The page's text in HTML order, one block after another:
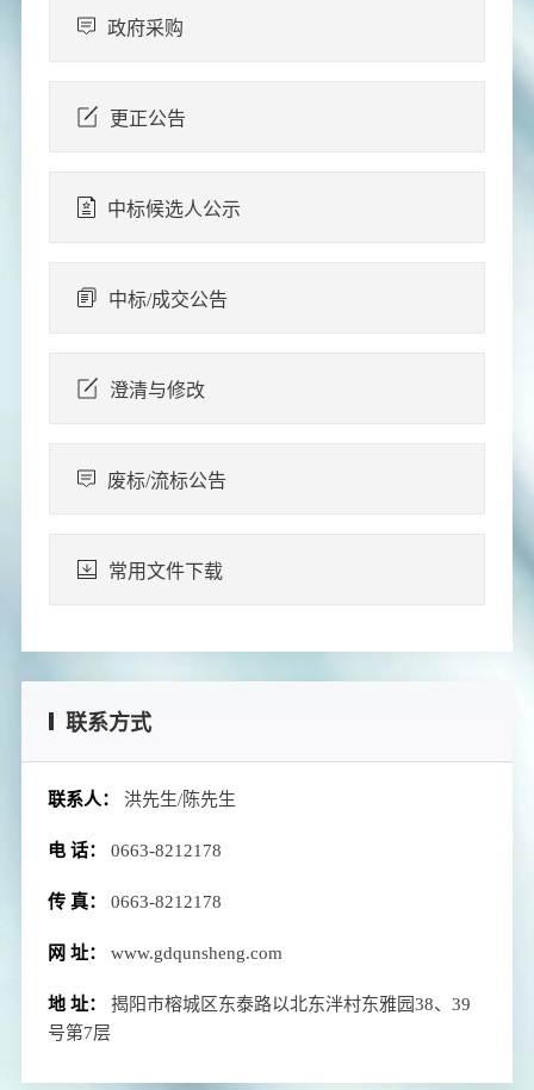
政府采购
更正公告
中标候选人公示
中标/成交公告
澄清与修改
废标/流标公告
常用文件下载
联系方式
联系人： 洪先生/陈先生
电 话： 0663-8212178
传 真： 0663-8212178
网 址： www.gdqunsheng.com
地 址： 揭阳市榕城区东泰路以北东泮村东雅园38、39
号第7层